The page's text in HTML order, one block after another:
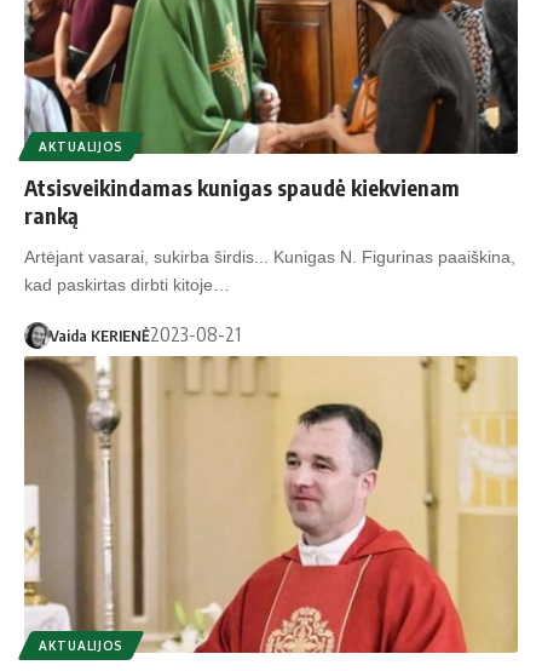
AKTUALIJOS
Atsisveikindamas kunigas spaudė kiekvienam
ranką
Artėjant vasarai, sukirba širdis... Kunigas N. Figurinas paaiškina,
kad paskirtas dirbti kitoje…
Vaida KERIENĖ2023-08-21
AKTUALIJOS